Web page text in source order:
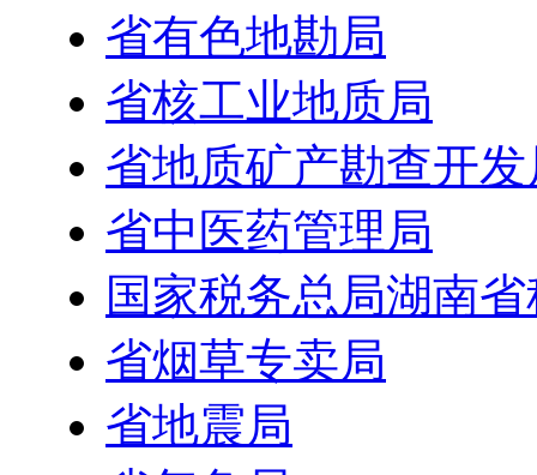
省有色地勘局
省核工业地质局
省地质矿产勘查开发
省中医药管理局
国家税务总局湖南
省烟草专卖局
省地震局